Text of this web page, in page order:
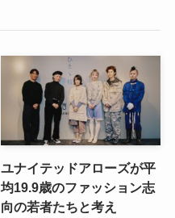
ユナイテッドアローズが平
均19.9歳のファッション志
向の若者たちと考え